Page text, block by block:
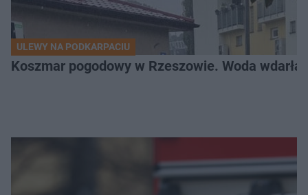
ULEWY NA PODKARPACIU
Koszmar pogodowy w Rzeszowie. Woda